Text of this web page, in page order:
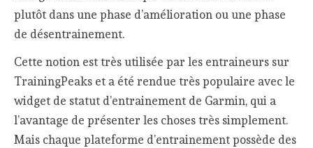
plutôt dans une phase d’amélioration ou une phase
de désentrainement.
Cette notion est très utilisée par les entraineurs sur
TrainingPeaks et a été rendue très populaire avec le
widget de statut d’entrainement de Garmin, qui a
l’avantage de présenter les choses très simplement.
Mais chaque plateforme d’entrainement possède des